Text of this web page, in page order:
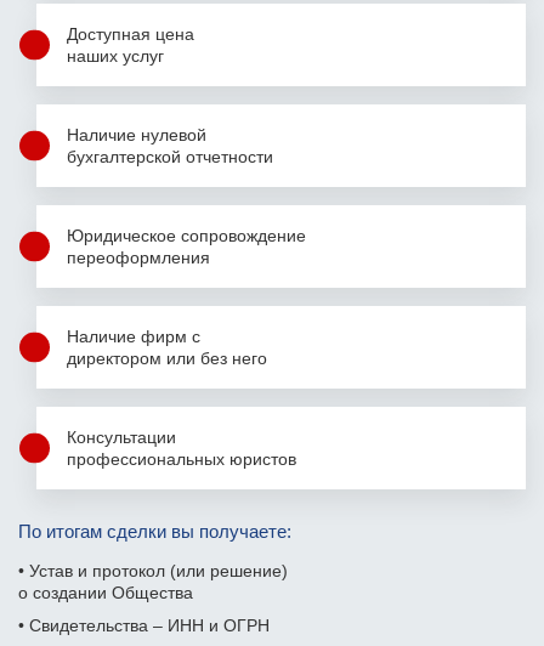
Доступная цена
наших услуг
Наличие нулевой
бухгалтерской отчетности
Юридическое сопровождение
переоформления
Наличие фирм с
директором или без него
Консультации
профессиональных юристов
По итогам сделки вы получаете:
• Устав и протокол (или решение)
о создании Общества
• Свидетельства – ИНН и ОГРН
Фамилия Имя Отчество
Фамилия Имя Отчество
Дата рождения
Фамилия Имя Отчество